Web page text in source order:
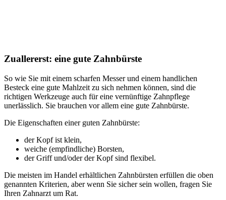
Zuallererst: eine gute Zahnbürste
So wie Sie mit einem scharfen Messer und einem handlichen
Besteck eine gute Mahlzeit zu sich nehmen können, sind die
richtigen Werkzeuge auch für eine vernünftige Zahnpflege
unerlässlich. Sie brauchen vor allem eine gute Zahnbürste.
Die Eigenschaften einer guten Zahnbürste:
der Kopf ist klein,
weiche (empfindliche) Borsten,
der Griff und/oder der Kopf sind flexibel.
Die meisten im Handel erhältlichen Zahnbürsten erfüllen die oben
genannten Kriterien, aber wenn Sie sicher sein wollen, fragen Sie
Ihren Zahnarzt um Rat.